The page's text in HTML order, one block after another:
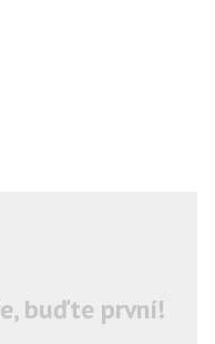
buďte první!